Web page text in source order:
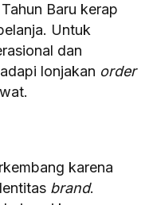
Baru kerap
Untuk
dan
lonjakan order
karena
brand.